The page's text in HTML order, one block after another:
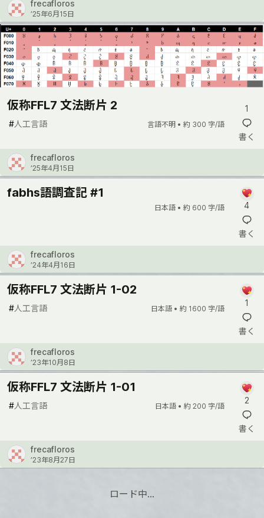
frecafloros
’25年6月15日
仮称FFL7 文法断片 2
#人工言語 言語不明 • 約 300 字/語
1
書く
frecafloros
’25年4月15日
fabhs語調査記 #1
日本語 • 約 600 字/語 4
書く
frecafloros
’24年4月16日
仮称FFL7 文法断片 1-02
#人工言語 日本語 • 約 1600 字/語
1
書く
frecafloros
’23年10月8日
仮称FFL7 文法断片 1-01
#人工言語 日本語 • 約 200 字/語
2
書く
frecafloros
’23年8月27日
ロード中…